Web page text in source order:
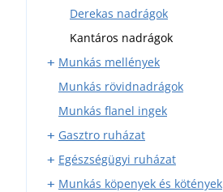
Munkaruha szettek
Munkaruha overál
Bélelt munkaruha
Derekas nadrágok
Kantáros nadrágok
Munkás mellények
Zsebes munkavédelmi
mellények
Munkás rövidnadrágok
Munkás flanel ingek
Gasztro ruházat
Munkanadrágok
Kötények
Egészségügyi ruházat
Egészségügyi blúzok és ingek
Munkás köpenyek és kötények